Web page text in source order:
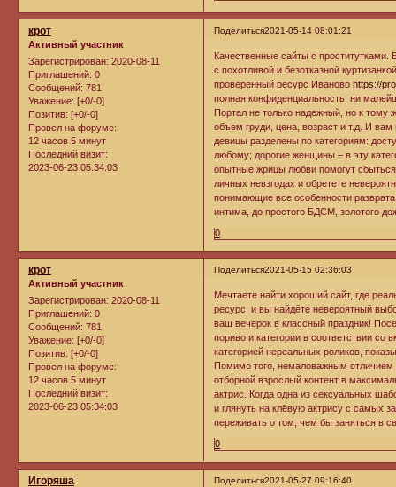
Поделиться2021-05-14 08:01:21
крот
Активный участник
Зарегистрирован: 2020-08-11
Приглашений: 0
Сообщений: 781
Уважение: [+0/-0]
Позитив: [+0/-0]
Провел на форуме:
12 часов 5 минут
Последний визит:
2023-06-23 05:34:03
Качественные сайты с
с похотливой и безотказной
проверенный ресурс Ивановоhttps://
полная конфиденциальность, ни
Портал не только надежный, но к тому
объем груди, цена, возраст и т.д. И
девицы разделены по категориям:
любому; дорогие женщины – в эту
опытные жрицы любви помогут
личных невзгодах и обретете
понимающие все особенности
интима, до простого БДСМ, золотого
0
Поделиться2021-05-15 02:36:03
крот
Активный участник
Зарегистрирован: 2020-08-11
Приглашений: 0
Сообщений: 781
Уважение: [+0/-0]
Позитив: [+0/-0]
Провел на форуме:
12 часов 5 минут
Последний визит:
2023-06-23 05:34:03
Мечтаете найти хороший сайт, где
ресурс, и вы найдёте невероятный
ваш вечерок в классный праздник!
пориво и категории в соответствии со
категорией нереальных роликов,
Помимо того, немаловажным отличием
отборной взрослый контент в
актрис. Когда одна из сексуальных
и глянуть на клёвую актрису с самых
переживать о том, чем бы заняться в
0
Поделиться2021-05-27 09:16:40
Игоряша